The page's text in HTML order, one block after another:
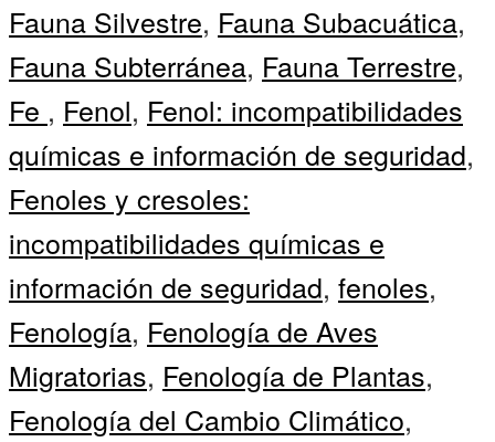
Fauna Silvestre, Fauna Subacuática,
Fauna Subterránea, Fauna Terrestre,
Fe , Fenol, Fenol: incompatibilidades
químicas e información de seguridad,
Fenoles y cresoles:
incompatibilidades químicas e
información de seguridad, fenoles,
Fenología, Fenología de Aves
Migratorias, Fenología de Plantas,
Fenología del Cambio Climático,